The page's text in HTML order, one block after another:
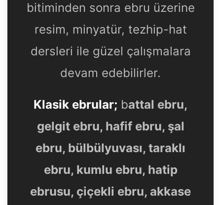
bitiminden sonra ebru üzerine
resim, minyatür, tezhip-hat
dersleri ile güzel çalışmalara
devam edebilirler.
Klasik ebrular; battal ebru,
gelgit ebru, hafif ebru, şal
ebru, bülbülyuvası, taraklı
ebru, kumlu ebru, hatip
ebrusu, çiçekli ebru, akkase